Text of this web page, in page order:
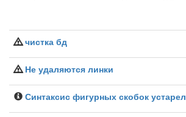
чистка бд
Не удаляются линки
Синтаксис фигурных скобок устарел